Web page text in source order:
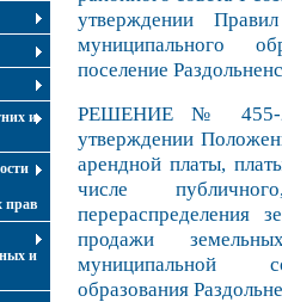
и
прав
и
утверждении
муниципального
поселение
РЕШЕНИЕ № 455-
утверждении
арендной платы,
числе
перераспределения
продажи
муниципальной
образования